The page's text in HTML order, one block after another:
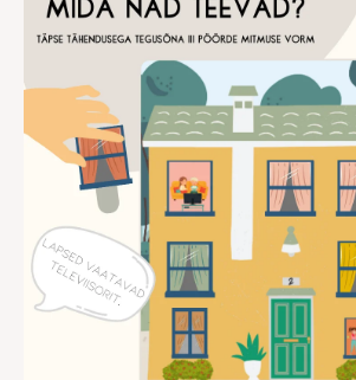
€10.00
kuni
€14.00
nad
teevad?